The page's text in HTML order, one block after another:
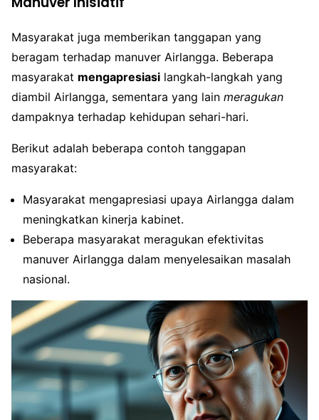
Masyarakat juga memberikan tanggapan yang
beragam terhadap manuver Airlangga. Beberapa
masyarakat mengapresiasi langkah-langkah yang
diambil Airlangga, sementara yang lain meragukan
dampaknya terhadap kehidupan sehari-hari.
Berikut adalah beberapa contoh tanggapan
masyarakat:
Masyarakat mengapresiasi upaya Airlangga dalam
meningkatkan kinerja kabinet.
Beberapa masyarakat meragukan efektivitas
manuver Airlangga dalam menyelesaikan masalah
nasional.